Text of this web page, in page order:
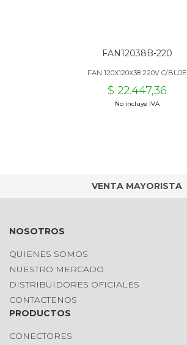
FAN12038B-220
FAN 120X120X38 220V C/BUJE
$ 22.447,36
No incluye IVA
VENTA MAYORISTA
NOSOTROS
QUIENES SOMOS
NUESTRO MERCADO
DISTRIBUIDORES OFICIALES
CONTACTENOS
PRODUCTOS
CONECTORES